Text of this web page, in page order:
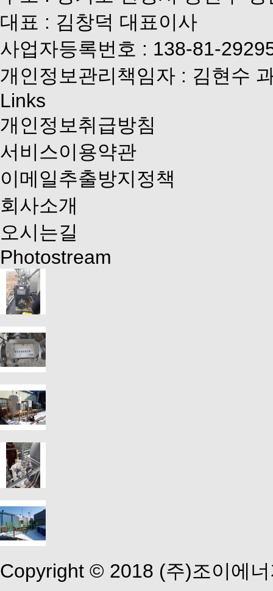
대표 : 김창덕 대표이사
사업자등록번호 : 138-81-
개인정보관리책임자 : 김현수
Links
개인정보취급방침
서비스이용약관
이메일추출방지정책
회사소개
오시는길
Photostream
Copyright © 2018 (주)조이에